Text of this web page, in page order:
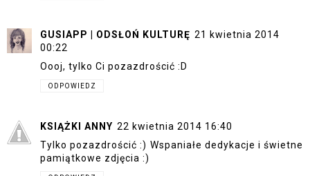
GUSIAPP | ODSŁOŃ KULTURĘ 21 kwietnia 2014
00:22
Oooj, tylko Ci pozazdrościć :D
ODPOWIEDZ
KSIĄŻKI ANNY 22 kwietnia 2014 16:40
Tylko pozazdrościć :) Wspaniałe dedykacje i świetne
pamiątkowe zdjęcia :)